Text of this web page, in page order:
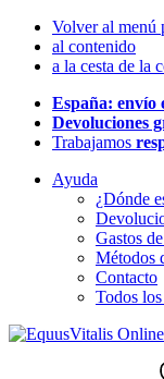
Volver al menú
al contenido
a la cesta de la
España: envío
Devoluciones
Trabajamos
Ayuda
¿Dónde
Gastos
Métodos
Contacto
Todos